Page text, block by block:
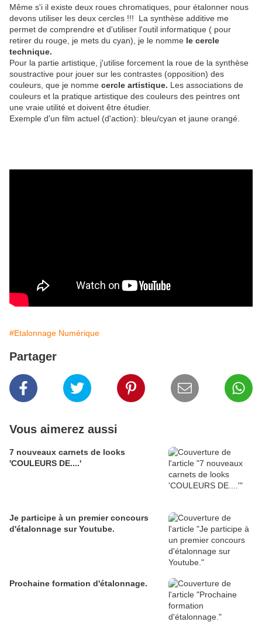
Même s'i il existe deux roues chromatiques, pour étalonner nous
devons utiliser les deux cercles !!! La synthèse additive me
permet de comprendre et d'utiliser l'outil informatique ( pour
retirer du rouge, je mets du cyan), je le nomme le cercle
technique.
Pour la partie artistique, j'utilise forcement la roue de la synthèse
soustractive pour jouer sur les contrastes (opposition) des
couleurs, que je nomme cercle artistique. Les associations de
couleurs et la pratique artistique des couleurs des peintres ont
une vraie utilité et doivent être étudier.
Exemple d'un film actuel (d'action): bleu/cyan et jaune orangé.
#Etalonnage Numérique
Partager
Vous aimerez aussi
7 nouveaux carnets de looks
'COULEURS DE....'
Je participe à un premier concours
d'étalonnage sur Youtube.
Prochaine formation d'étalonnage.